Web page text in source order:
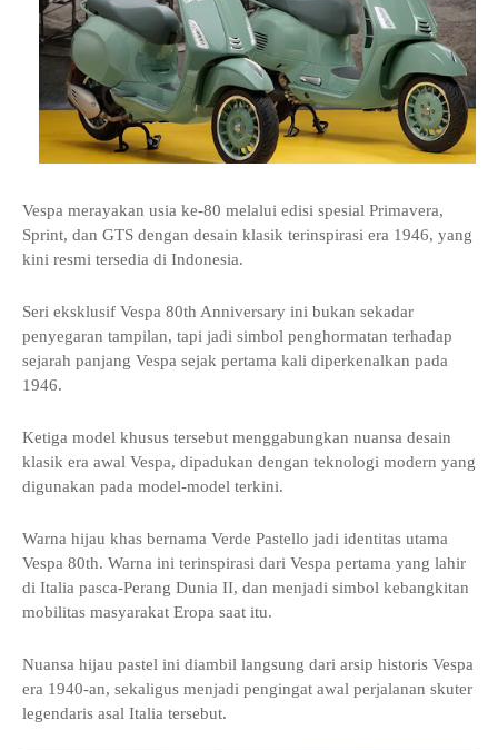
Vespa merayakan usia ke-80 melalui edisi spesial Primavera,
Sprint, dan GTS dengan desain klasik terinspirasi era 1946, yang
kini resmi tersedia di Indonesia.
Seri eksklusif Vespa 80th Anniversary ini bukan sekadar
penyegaran tampilan, tapi jadi simbol penghormatan terhadap
sejarah panjang Vespa sejak pertama kali diperkenalkan pada
1946.
Ketiga model khusus tersebut menggabungkan nuansa desain
klasik era awal Vespa, dipadukan dengan teknologi modern yang
digunakan pada model-model terkini.
Warna hijau khas bernama Verde Pastello jadi identitas utama
Vespa 80th. Warna ini terinspirasi dari Vespa pertama yang lahir
di Italia pasca-Perang Dunia II, dan menjadi simbol kebangkitan
mobilitas masyarakat Eropa saat itu.
Nuansa hijau pastel ini diambil langsung dari arsip historis Vespa
era 1940-an, sekaligus menjadi pengingat awal perjalanan skuter
legendaris asal Italia tersebut.